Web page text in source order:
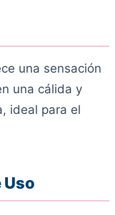
una sensación
una cálida y
ideal para el
Uso